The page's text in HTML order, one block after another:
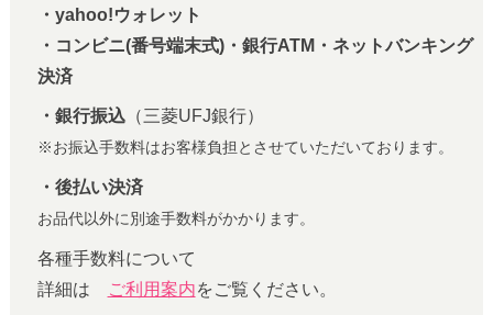
・yahoo!ウォレット
・コンビニ(番号端末式)・銀行ATM・ネットバンキング
決済
・銀行振込（三菱UFJ銀行）
※お振込手数料はお客様負担とさせていただいております。
・後払い決済
お品代以外に別途手数料がかかります。
各種手数料について
詳細は
ご利用案内をご覧ください。